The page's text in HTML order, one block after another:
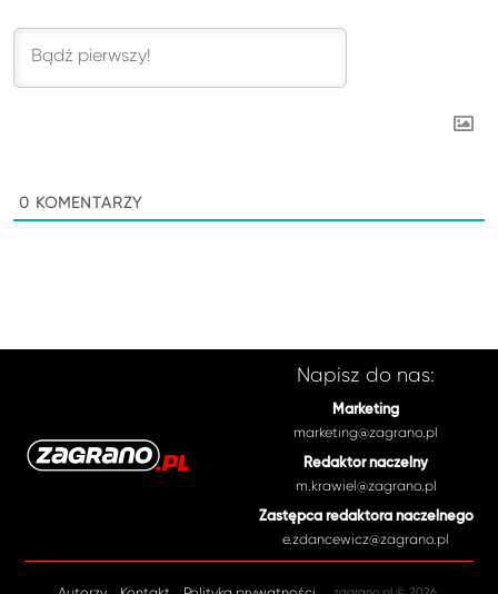
0 KOMENTARZY
Napisz do nas:
Marketing
marketing@zagrano.pl
Redaktor naczelny
m.krawiel@zagrano.pl
Zastępca redaktora naczelnego
e.zdancewicz@zagrano.pl